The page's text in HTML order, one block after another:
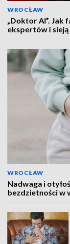
WROCŁAW
„Doktor AI”. Jak
ekspertów i
WROCŁAW
Nadwaga i
bezdzietności w